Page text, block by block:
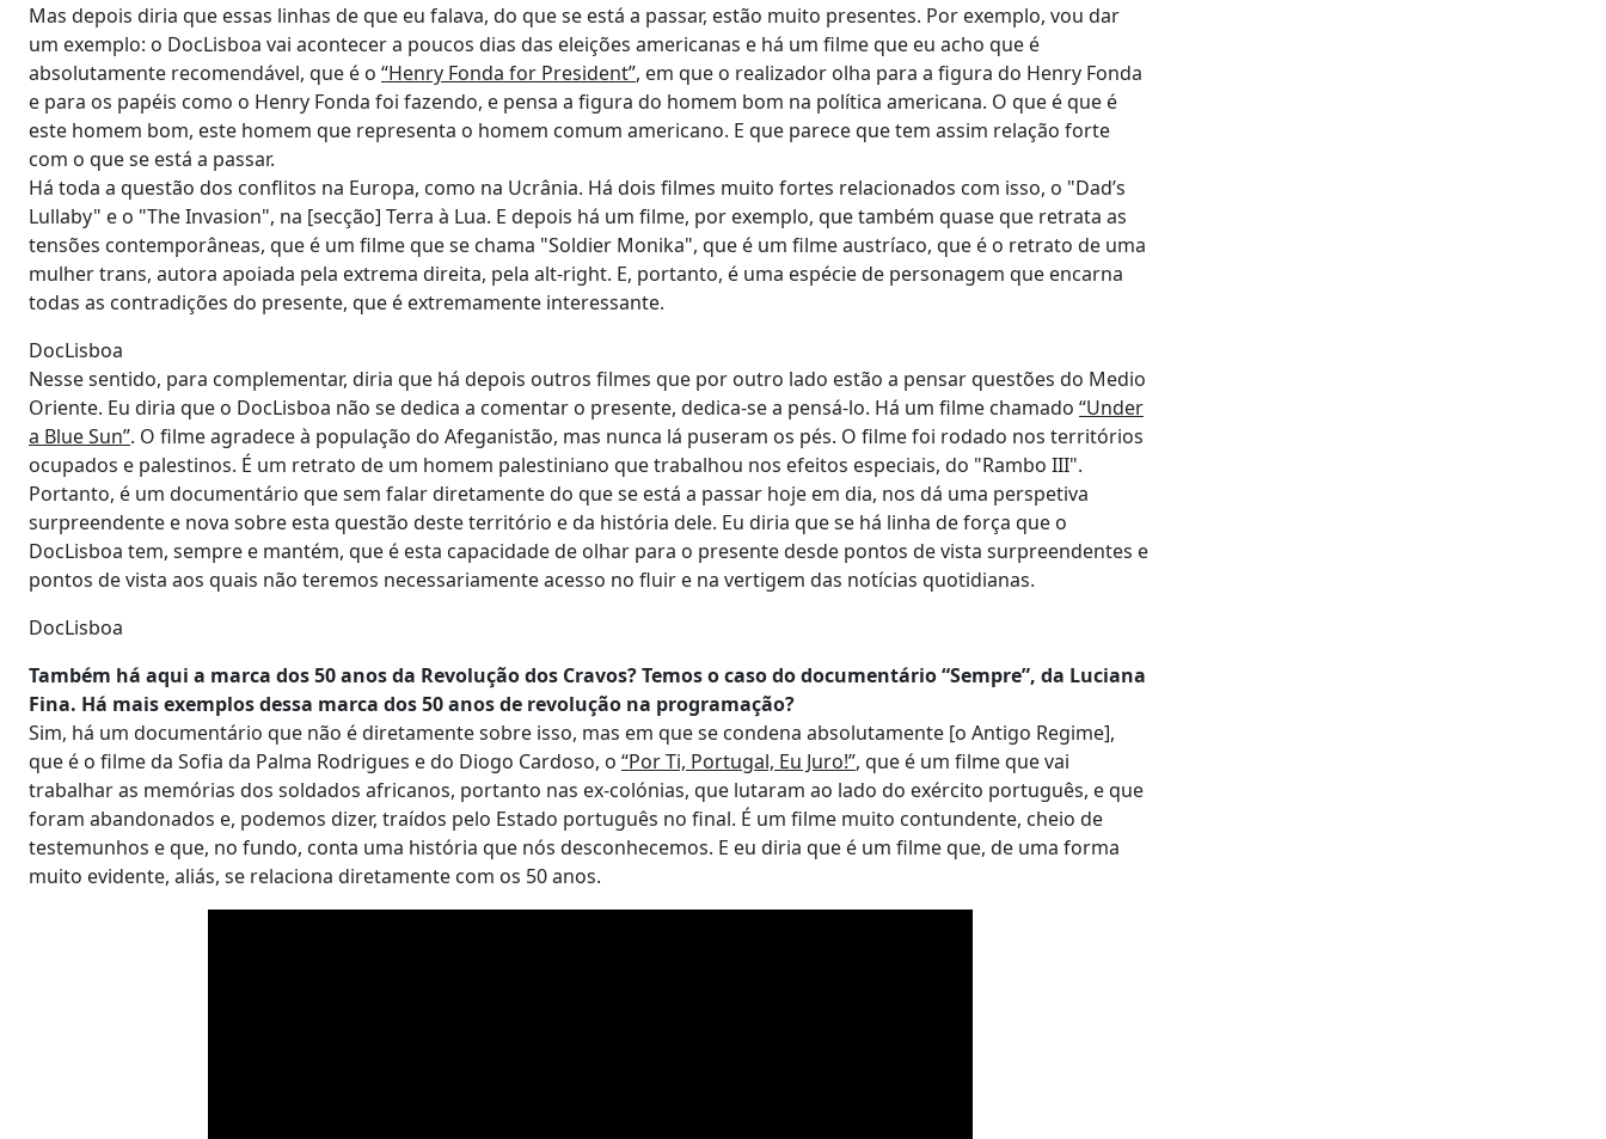
Mas depois diria que essas linhas de que eu falava, do que se está a passar, estão muito presentes. Por exemplo, vou dar
um exemplo: o DocLisboa vai acontecer a poucos dias das eleições americanas e há um filme que eu acho que é
absolutamente recomendável, que é o “Henry Fonda for President”, em que o realizador olha para a figura do Henry Fonda
e para os papéis como o Henry Fonda foi fazendo, e pensa a figura do homem bom na política americana. O que é que é
este homem bom, este homem que representa o homem comum americano. E que parece que tem assim relação forte
com o que se está a passar.
Há toda a questão dos conflitos na Europa, como na Ucrânia. Há dois filmes muito fortes relacionados com isso, o "Dad’s
Lullaby" e o "The Invasion", na [secção] Terra à Lua. E depois há um filme, por exemplo, que também quase que retrata as
tensões contemporâneas, que é um filme que se chama "Soldier Monika", que é um filme austríaco, que é o retrato de uma
mulher trans, autora apoiada pela extrema direita, pela alt-right. E, portanto, é uma espécie de personagem que encarna
todas as contradições do presente, que é extremamente interessante.
DocLisboa
Nesse sentido, para complementar, diria que há depois outros filmes que por outro lado estão a pensar questões do Medio
Oriente. Eu diria que o DocLisboa não se dedica a comentar o presente, dedica-se a pensá-lo. Há um filme chamado “Under
a Blue Sun”. O filme agradece à população do Afeganistão, mas nunca lá puseram os pés. O filme foi rodado nos territórios
ocupados e palestinos. É um retrato de um homem palestiniano que trabalhou nos efeitos especiais, do "Rambo III".
Portanto, é um documentário que sem falar diretamente do que se está a passar hoje em dia, nos dá uma perspetiva
surpreendente e nova sobre esta questão deste território e da história dele. Eu diria que se há linha de força que o
DocLisboa tem, sempre e mantém, que é esta capacidade de olhar para o presente desde pontos de vista surpreendentes e
pontos de vista aos quais não teremos necessariamente acesso no fluir e na vertigem das notícias quotidianas.
DocLisboa
Também há aqui a marca dos 50 anos da Revolução dos Cravos? Temos o caso do documentário “Sempre”, da Luciana
Fina. Há mais exemplos dessa marca dos 50 anos de revolução na programação?
Sim, há um documentário que não é diretamente sobre isso, mas em que se condena absolutamente [o Antigo Regime],
que é o filme da Sofia da Palma Rodrigues e do Diogo Cardoso, o “Por Ti, Portugal, Eu Juro!”, que é um filme que vai
trabalhar as memórias dos soldados africanos, portanto nas ex-colónias, que lutaram ao lado do exército português, e que
foram abandonados e, podemos dizer, traídos pelo Estado português no final. É um filme muito contundente, cheio de
testemunhos e que, no fundo, conta uma história que nós desconhecemos. E eu diria que é um filme que, de uma forma
muito evidente, aliás, se relaciona diretamente com os 50 anos.